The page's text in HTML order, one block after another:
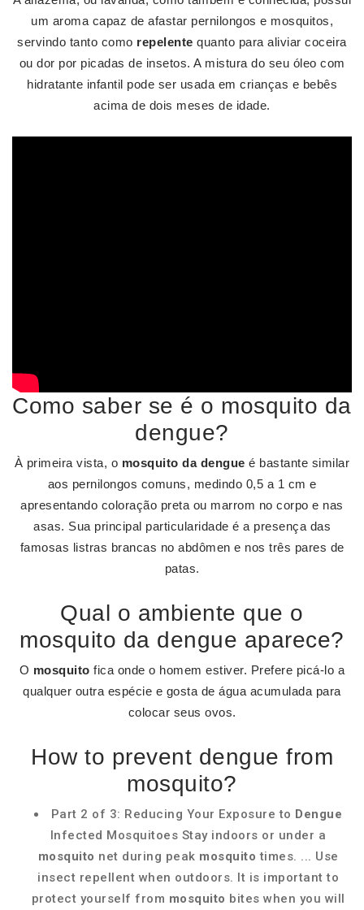
um aroma capaz de afastar pernilongos e mosquitos,
servindo tanto como repelente quanto para aliviar coceira
ou dor por picadas de insetos. A mistura do seu óleo com
hidratante infantil pode ser usada em crianças e bebês
acima de dois meses de idade.
Como saber se é o mosquito da
dengue?
À primeira vista, o mosquito da dengue é bastante similar
aos pernilongos comuns, medindo 0,5 a 1 cm e
apresentando coloração preta ou marrom no corpo e nas
asas. Sua principal particularidade é a presença das
famosas listras brancas no abdômen e nos três pares de
patas.
Qual o ambiente que o
mosquito da dengue aparece?
O mosquito fica onde o homem estiver. Prefere picá-lo a
qualquer outra espécie e gosta de água acumulada para
colocar seus ovos.
How to prevent dengue from
mosquito?
Part 2 of 3: Reducing Your Exposure to Dengue
Infected Mosquitoes Stay indoors or under a
mosquito net during peak mosquitotimes. ... Use
insect repellent when outdoors. It is important to
protect yourself from mosquito bites when you will